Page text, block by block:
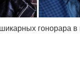
гонорара в